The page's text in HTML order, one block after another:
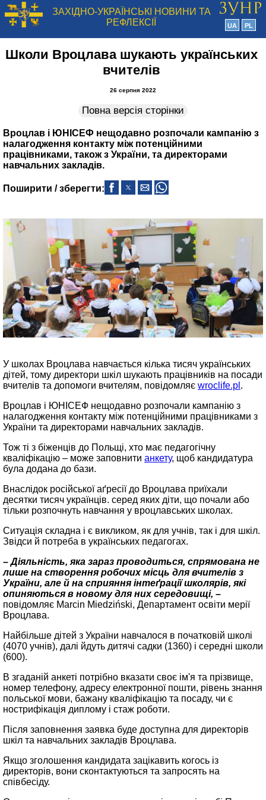
ЗАХІДНО-УКРАЇНСЬКІ НОВИНИ ТА
РЕФЛЕКСІЇ
UA PL
Школи Вроцлава шукають українських
вчителів
26 серпня 2022
Повна версія сторінки
Вроцлав і ЮНІСЕФ нещодавно розпочали кампанію з
налагодження контакту між потенційними
працівниками, також з України, та директорами
навчальних закладів.
Поширити / зберегти:
У школах Вроцлава навчається кілька тисяч українських
дітей, тому директори шкіл шукають працівників на посади
вчителів та допомоги вчителям, повідомляє wroclife.pl .
Вроцлав і ЮНІСЕФ нещодавно розпочали кампанію з
налагодження контакту між потенційними працівниками з
України та директорами навчальних закладів.
Тож ті з біженців до Польщі, хто має педагогічну
кваліфікацію – може заповнити анкету, щоб кандидатура
була додана до бази.
Внаслідок російської аґресії до Вроцлава приїхали
десятки тисяч українців. серед яких діти, що почали або
тільки розпочнуть навчання у вроцлавських школах.
Ситуація складна і є викликом, як для учнів, так і для шкіл.
Звідси й потреба в українських педагогах.
– Діяльність, яка зараз проводиться, спрямована не
лише на створення робочих місць для вчителів з
України, але й на сприяння інтеґрації школярів, які
опиняються в новому для них середовищі, –
повідомляє Marcin Miedziński, Департамент освіти мерії
Вроцлава.
Найбільше дітей з України навчалося в початковій школі
(4070 учнів), далі йдуть дитячі садки (1360) і середні школи
(600).
В згаданій анкеті потрібно вказати своє ім'я та прізвище,
номер телефону, адресу електронної пошти, рівень знання
польської мови, бажану кваліфікацію та посаду, чи є
нострифікація диплому і стаж роботи.
Після заповнення заявка буде доступна для директорів
шкіл та навчальних закладів Вроцлава.
Якщо зголошення кандидата зацікавить когось із
директорів, вони сконтактуються та запросять на
співбесіду.